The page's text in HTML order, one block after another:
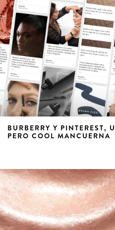
BURBERRY Y PINTEREST,
PERO COOL MANCUERNA